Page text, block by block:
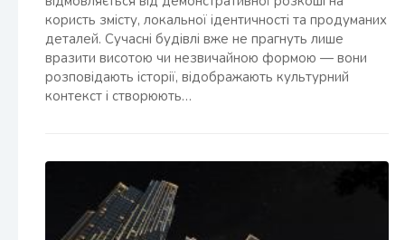
користь змісту, локальної ідентичності та продуманих
деталей. Сучасні будівлі вже не прагнуть лише
вразити висотою чи незвичайною формою — вони
розповідають історії, відображають культурний
контекст і створюють…